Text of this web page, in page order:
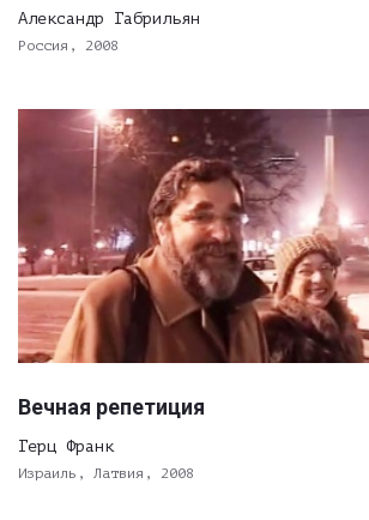
Александр Габрильян
Россия, 2008
Вечная репетиция
Герц Франк
Израиль, Латвия, 2008